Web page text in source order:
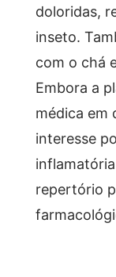
doloridas,
inseto.
com o chá
Embora a
médica em
interesse
repertório